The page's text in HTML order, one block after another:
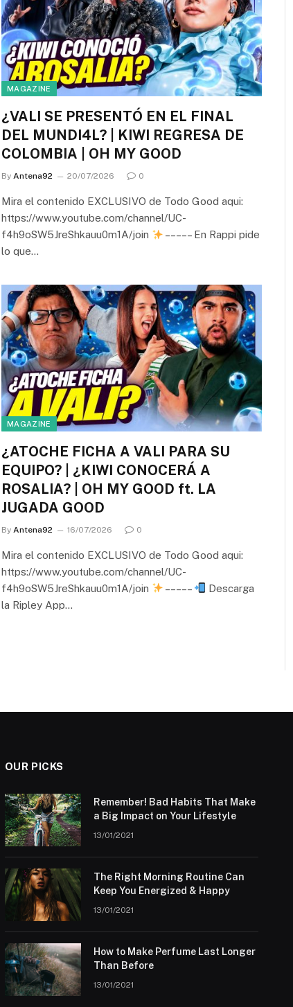
MAGAZINE
¿VALI SE PRESENTÓ EN EL FINAL
DEL MUNDI4L? | KIWI REGRESA DE
COLOMBIA | OH MY GOOD
By Antena92 20/07/2026 0
Mira el contenido EXCLUSIVO de Todo Good aqui:
https://www.youtube.com/channel/UC-
f4h9oSW5JreShkauu0m1A/join
– – – – – En Rappi pide
lo que…
MAGAZINE
¿ATOCHE FICHA A VALI PARA SU
EQUIPO? | ¿KIWI CONOCERÁ A
ROSALIA? | OH MY GOOD ft. LA
JUGADA GOOD
By Antena92 16/07/2026 0
Mira el contenido EXCLUSIVO de Todo Good aqui:
https://www.youtube.com/channel/UC-
f4h9oSW5JreShkauu0m1A/join
– – – – –
Descarga
la Ripley App…
OUR PICKS
Remember! Bad Habits That Make
a Big Impact on Your Lifestyle
13/01/2021
The Right Morning Routine Can
Keep You Energized & Happy
13/01/2021
How to Make Perfume Last Longer
Than Before
13/01/2021